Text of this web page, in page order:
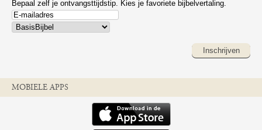
Bepaal zelf je ontvangsttijdstip. Kies je favoriete bijbelvertaling.
Inschrijven
MOBIELE APPS